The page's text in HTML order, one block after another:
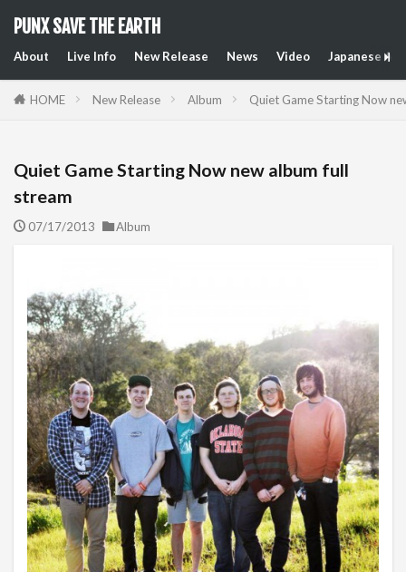
PUNX SAVE THE EARTH
About Live Info New Release News Video Japanese
HOME New Release Album Quiet Game Starting Now
Quiet Game Starting Now new album full
stream
07/17/2013 Album